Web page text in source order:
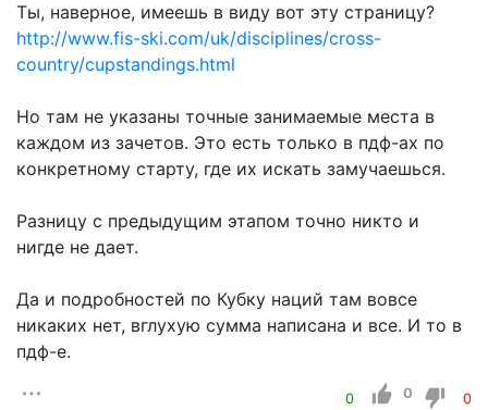
Ты, наверное, имеешь в виду вот эту страницу?
http://www.fis-ski.com/uk/disciplines/cross-
country/cupstandings.html
Но там не указаны точные занимаемые места в
каждом из зачетов. Это есть только в пдф-ах по
конкретному старту, где их искать замучаешься.
Разницу с предыдущим этапом точно никто и
нигде не дает.
Да и подробностей по Кубку наций там вовсе
никаких нет, вглухую сумма написана и все. И то в
пдф-е.
0 0 0